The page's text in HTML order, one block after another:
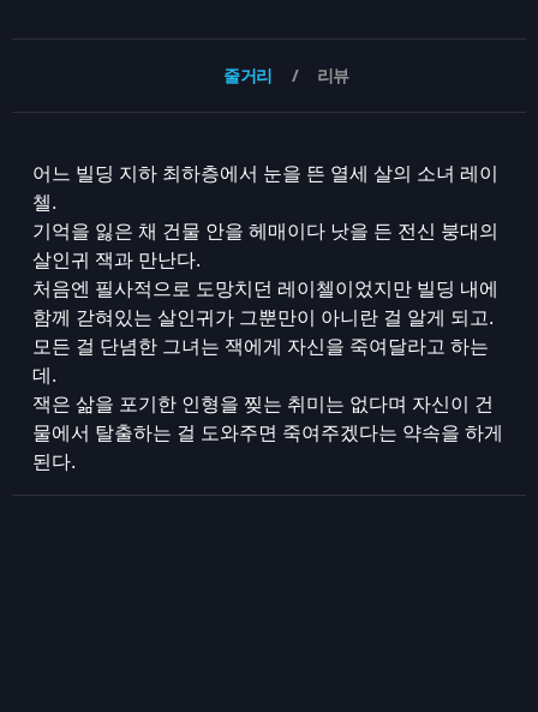
줄거리 리뷰
어느 빌딩 지하 최하층에서 눈을 뜬 열세 살의 소녀 레이
첼.
기억을 잃은 채 건물 안을 헤매이다 낫을 든 전신 붕대의
살인귀 잭과 만난다.
처음엔 필사적으로 도망치던 레이첼이었지만 빌딩 내에
함께 갇혀있는 살인귀가 그뿐만이 아니란 걸 알게 되고.
모든 걸 단념한 그녀는 잭에게 자신을 죽여달라고 하는
데.
잭은 삶을 포기한 인형을 찢는 취미는 없다며 자신이 건
물에서 탈출하는 걸 도와주면 죽여주겠다는 약속을 하게
된다.